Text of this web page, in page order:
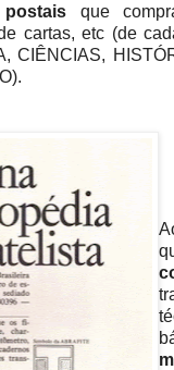
que
cartas, etc (de
CIÊNCIAS,